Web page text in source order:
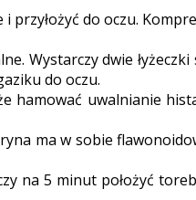
przyłożyć do oczu.
Wystarczy dwie
do oczu.
uwalnianie
ma w sobie
na 5 minut położyć